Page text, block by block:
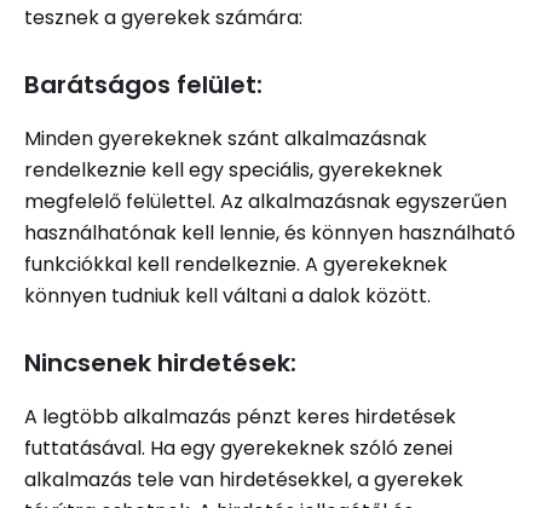
tesznek a gyerekek számára:
Barátságos felület:
Minden gyerekeknek szánt alkalmazásnak
rendelkeznie kell egy speciális, gyerekeknek
megfelelő felülettel. Az alkalmazásnak egyszerűen
használhatónak kell lennie, és könnyen használható
funkciókkal kell rendelkeznie. A gyerekeknek
könnyen tudniuk kell váltani a dalok között.
Nincsenek hirdetések:
A legtöbb alkalmazás pénzt keres hirdetések
futtatásával. Ha egy gyerekeknek szóló zenei
alkalmazás tele van hirdetésekkel, a gyerekek